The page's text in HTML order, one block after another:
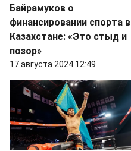
Байрамуков о
финансировании спорта в
Казахстане: «Это стыд и
позор»
17 августа 2024 12:49